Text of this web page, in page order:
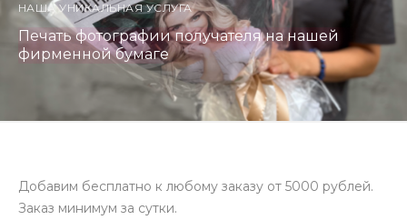
НАША УНИКАЛЬНАЯ УСЛУГА
Печать фотографии получателя на нашей
фирменной бумаге
Добавим бесплатно к любому заказу от 5000 рублей.
Заказ минимум за сутки.